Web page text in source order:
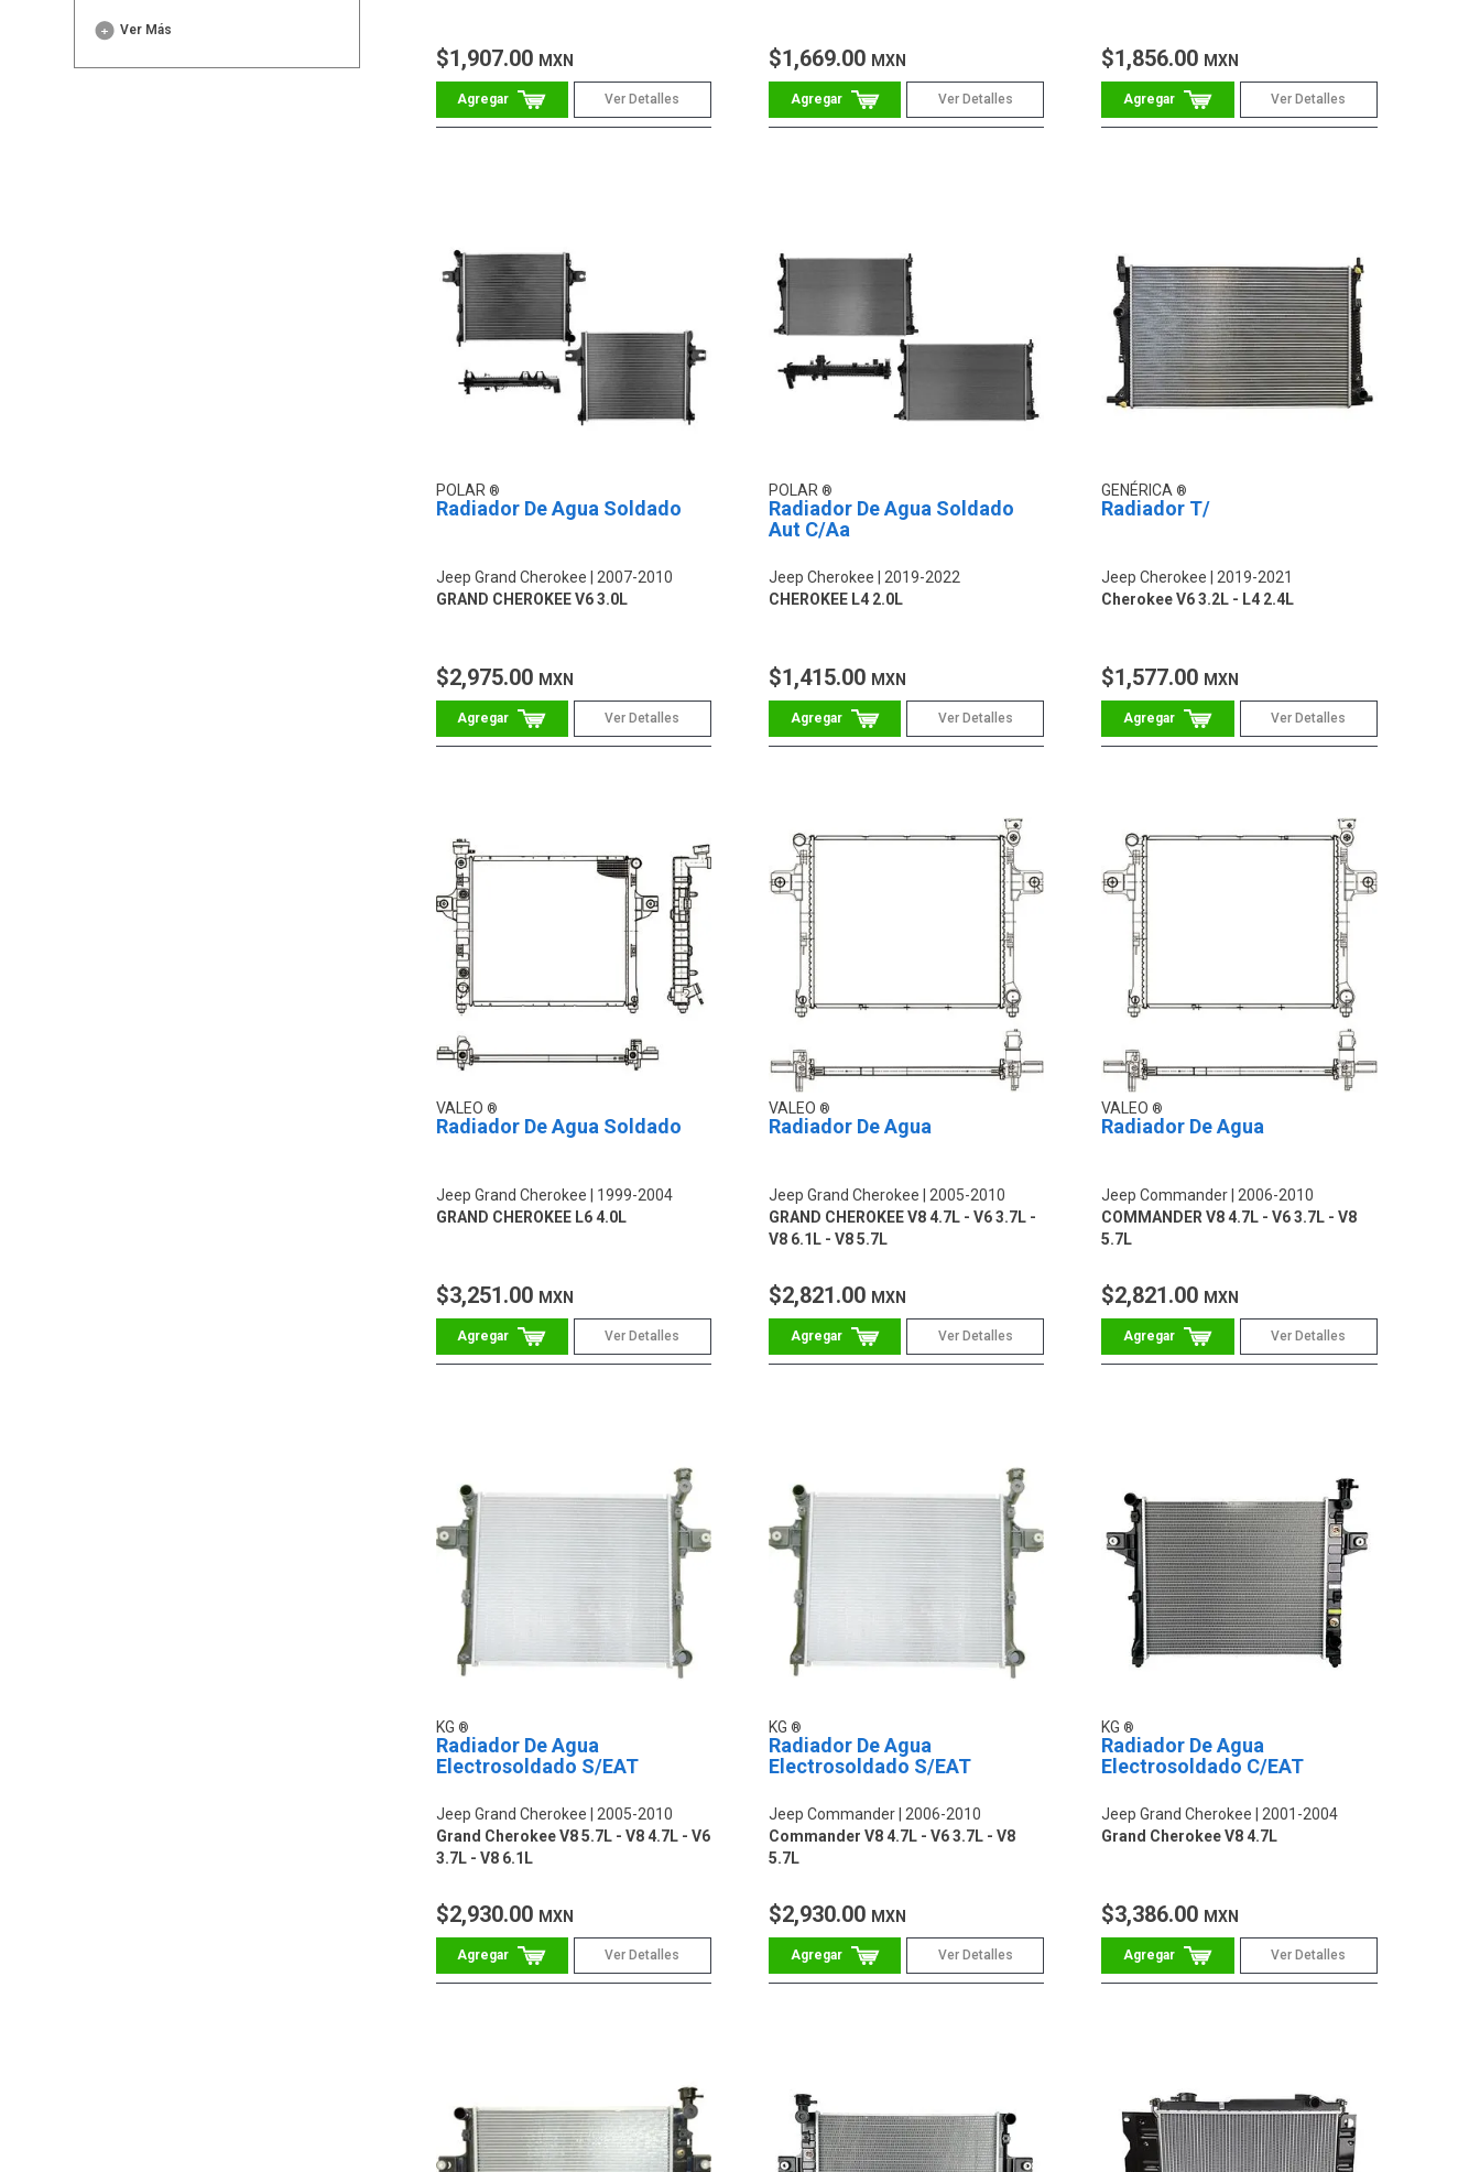
Ver Más
$1,907.00 MXN
Ver Detalles
$1,669.00 MXN
Ver Detalles
$1,856.00 MXN
Ver Detalles
POLAR
Radiador De Agua Soldado
Jeep Grand Cherokee
2007-2010
GRAND CHEROKEE V6 3.0L
$2,975.00 MXN
Ver Detalles
POLAR
Radiador De Agua Soldado
Aut C/Aa
Jeep Cherokee
2019-2022
CHEROKEE L4 2.0L
$1,415.00 MXN
Ver Detalles
GENÉRICA
Radiador T/
Jeep Cherokee
2019-2021
Cherokee V6 3.2L - L4 2.4L
$1,577.00 MXN
Ver Detalles
VALEO
Radiador De Agua Soldado
Jeep Grand Cherokee
1999-2004
GRAND CHEROKEE L6 4.0L
$3,251.00 MXN
Ver Detalles
VALEO
Radiador De Agua
Jeep Grand Cherokee
2005-2010
GRAND CHEROKEE V8 4.7L - V6 3.7L -
V8 6.1L - V8 5.7L
$2,821.00 MXN
Ver Detalles
VALEO
Radiador De Agua
Jeep Commander 2006-2010
COMMANDER V8 4.7L - V6 3.7L - V8
5.7L
$2,821.00 MXN
Ver Detalles
KG
Radiador De Agua
Electrosoldado S/EAT
Jeep Grand Cherokee
2005-2010
Grand Cherokee V8 5.7L - V8 4.7L - V6
3.7L - V8 6.1L
$2,930.00 MXN
Ver Detalles
KG
Radiador De Agua
Electrosoldado S/EAT
Jeep Commander
2006-2010
Commander V8 4.7L - V6 3.7L - V8
5.7L
$2,930.00 MXN
Ver Detalles
KG
Radiador De Agua
Electrosoldado C/EAT
Jeep Grand Cherokee
2001-2004
Grand Cherokee V8 4.7L
$3,386.00 MXN
Ver Detalles